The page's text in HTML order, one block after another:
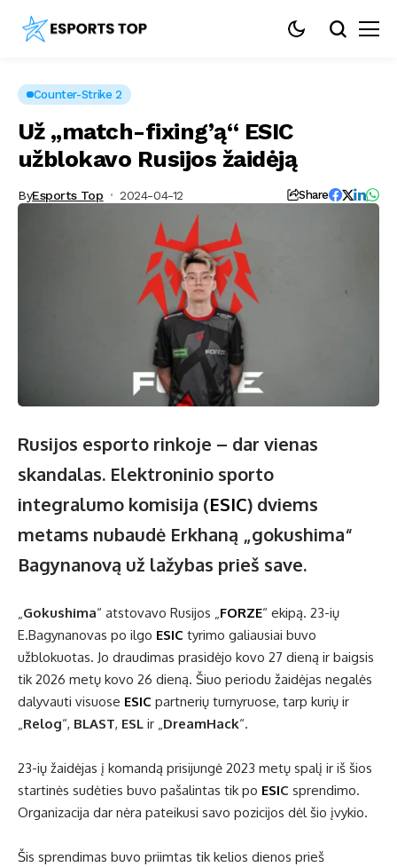
Counter-Strike 2
Už „match-fixing’ą“ ESIC
užblokavo Rusijos žaidėją
ByEsports Top 2024-04-12 Share
Rusijos esporto rinkoje – dar vienas
skandalas. Elektroninio sporto
integralumo komisija (ESIC) dviems
metams nubaudė Erkhaną „gokushima“
Bagynanovą už lažybas prieš save.
„Gokushima“ atstovavo Rusijos „FORZE“ ekipą. 23-ių
E.Bagynanovas po ilgo ESIC tyrimo galiausiai buvo
užblokuotas. Jo draudimas prasidėjo kovo 27 dieną ir baigsis
tik 2026 metų kovo 26 dieną. Šiuo periodu žaidėjas negalės
dalyvauti visuose ESIC partnerių turnyruose, tarp kurių ir
„Relog“, BLAST, ESL ir „DreamHack“.
23-ių žaidėjas į komandą prisijungė 2023 metų spalį ir iš šios
startinės sudėties buvo pašalintas tik po ESIC sprendimo.
Organizacija dar nėra pateikusi savo pozicijos dėl šio įvykio.
Šis sprendimas buvo priimtas tik kelios dienos prieš